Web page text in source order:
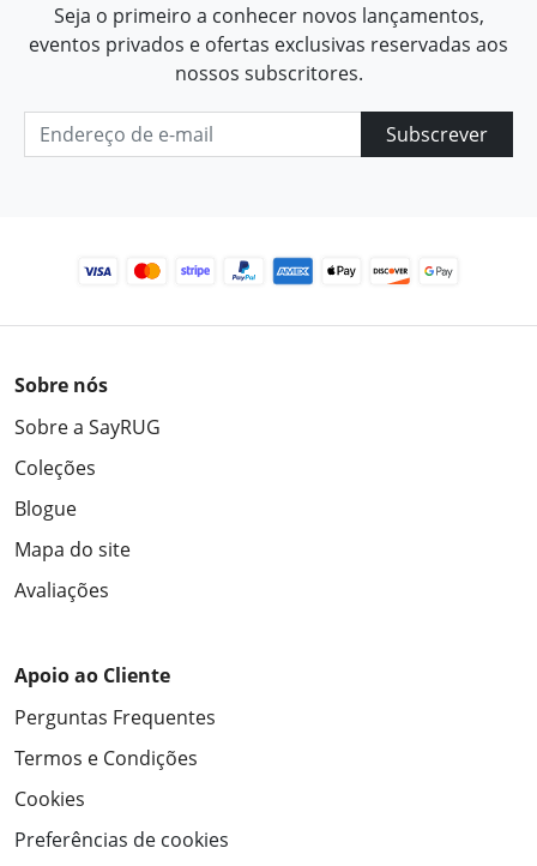
Seja o primeiro a conhecer novos lançamentos,
eventos privados e ofertas exclusivas reservadas aos
nossos subscritores.
Subscrever
Sobre nós
Sobre a SayRUG
Coleções
Blogue
Mapa do site
Avaliações
Apoio ao Cliente
Perguntas Frequentes
Termos e Condições
Cookies
Preferências de cookies